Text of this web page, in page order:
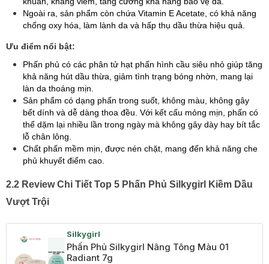
Ngoài ra, sản phẩm còn chứa Vitamin E Acetate, có khả năng
chống oxy hóa, làm lành da và hấp thụ dầu thừa hiệu quả.
Ưu điểm nổi bật:
Phấn phủ có các phân tử hạt phấn hình cầu siêu nhỏ giúp tăng
khả năng hút dầu thừa, giảm tình trạng bóng nhờn, mang lại
làn da thoáng mịn.
Sản phẩm có dạng phấn trong suốt, không màu, không gây
bết dính và dễ dàng thoa đều. Với kết cấu mỏng mịn, phấn có
thể dặm lại nhiều lần trong ngày mà không gây dày hay bít tắc
lỗ chân lông.
Chất phấn mềm mịn, được nén chặt, mang đến khả năng che
phủ khuyết điểm cao.
2.2 Review Chi Tiết Top 5 Phấn Phủ Silkygirl Kiềm Dầu
Vượt Trội
Silkygirl
Phấn Phủ Silkygirl Nâng Tông Màu 01
Radiant 7g